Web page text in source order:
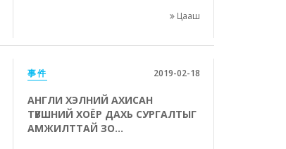
Цааш
事件 2019-02-18
АНГЛИ ХЭЛНИЙ АХИСАН
ТҮВШНИЙ ХОЁР ДАХЬ СУРГАЛТЫГ
АМЖИЛТТАЙ ЗО...